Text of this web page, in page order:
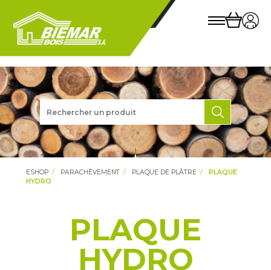
ESHOP PARACHÈVEMENT PLAQUE DE PLÂTRE
PLAQUE
HYDRO
PLAQUE
HYDRO